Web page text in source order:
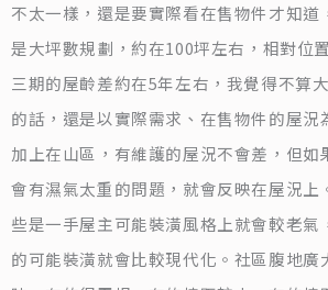
不太一樣，還是要實際看在售物件才知道
是大坪數規劃，約在100坪左右，相對位
三期的屋齡差約在5年左右，我覺得不算
的話，還是以實際需求、在售物件的屋況
加上在山區，有維護的屋況不會差，但如
會有濕氣太重的問題，就會反映在屋況上
些是一手屋主可能裝潢風格上就會較老氣
的可能裝潢就會比較現代化。社區腹地廣